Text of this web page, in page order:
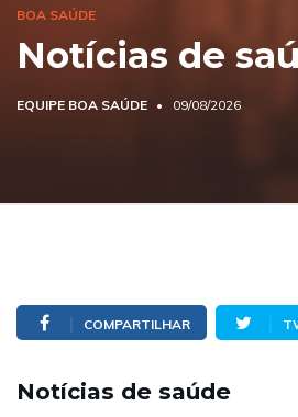
BOA SAÚDE
Notícias de
EQUIPE BOA SAÚDE 09/08/2026
COMPARTILHAR
Notícias de saúde